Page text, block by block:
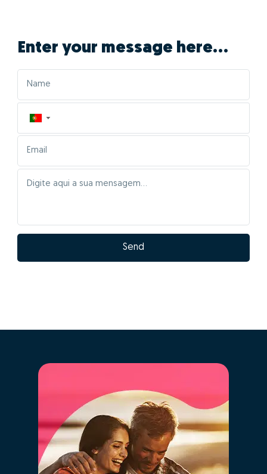
Enter your message here...
▼
Send